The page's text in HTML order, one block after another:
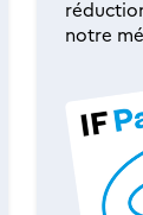
notre